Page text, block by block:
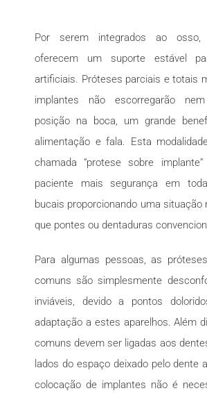
Por serem integrados ao osso,
oferecem um suporte estável
artificiais. Próteses parciais e totais
implantes não escorregarão
posição na boca, um grande
alimentação e fala. Esta
chamada “protese sobre
paciente mais segurança em
bucais proporcionando uma situação
que pontes ou dentaduras
Para algumas pessoas, as
comuns são simplesmente
inviáveis, devido a pontos
adaptação a estes aparelhos. Além
comuns devem ser ligadas aos
lados do espaço deixado pelo dente
colocação de implantes não é